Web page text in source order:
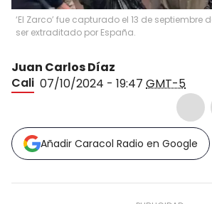
‘El Zarco’ fue capturado el 13 de septiembre
ser extraditado por España.
Juan Carlos Díaz
Cali 07/10/2024 - 19:47 GMT-5
Añadir Caracol Radio en Google